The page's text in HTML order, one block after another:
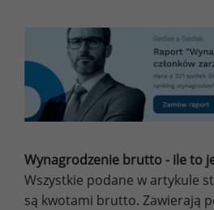
Wynagrodzenie brutto - ile to
Wszystkie podane w artykule
są kwotami brutto. Zawierają